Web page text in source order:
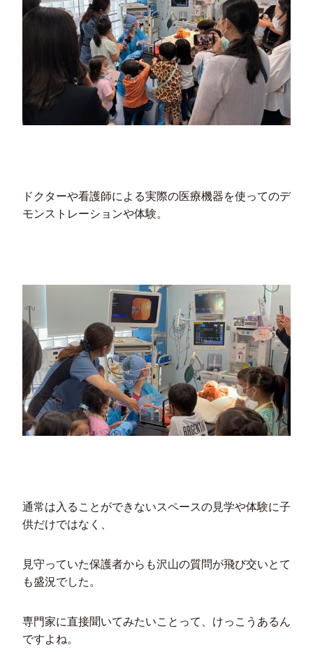
ドクターや看護師による実際の医療機器を使ってのデ
モンストレーションや体験。
通常は入ることができないスペースの見学や体験に子
供だけではなく、
見守っていた保護者からも沢山の質問が飛び交いとて
も盛況でした。
専門家に直接聞いてみたいことって、けっこうあるん
ですよね。